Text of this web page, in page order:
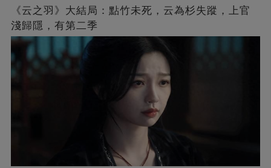
《云之羽》大結局：點竹未死，云為杉失蹤，上官
淺歸隱，有第二季